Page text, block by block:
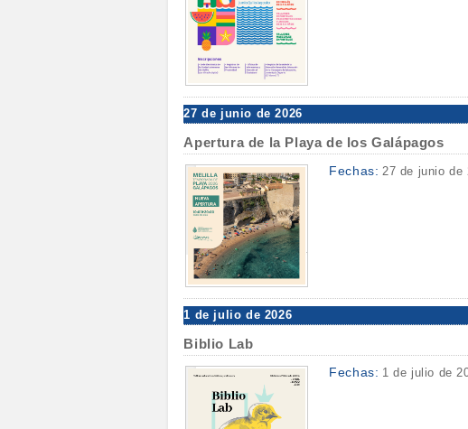
27 de junio de 2026
Apertura de la Playa de los Galápagos
Fechas: 27 de junio de
1 de julio de 2026
Biblio Lab
Fechas: 1 de julio de